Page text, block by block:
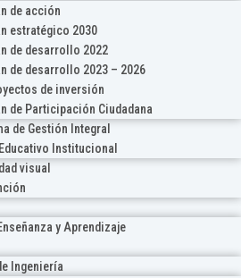
de acción
estratégico 2030
de desarrollo 2022
de desarrollo 2023 – 2026
de inversión
de Participación Ciudadana
de Gestión Integral
Institucional
visual
y Aprendizaje
Ingeniería